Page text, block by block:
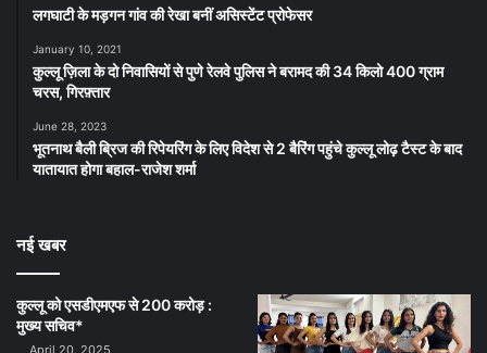
लगघाटी के मड़गन गांव की रेखा बनीं असिस्टेंट प्रोफेसर
January 10, 2021
कुल्लू ज़िला के दो निवासियों से पुणे रेलवे पुलिस ने बरामद की 34 किलो 400 ग्राम
चरस, गिरफ़्तार
June 28, 2023
भूतनाथ बैली ब्रिज की रिपेयरिंग के लिए विदेश से 2 बैरिंग पहुंचे कुल्लू लोढ़ टैस्ट के बाद
यातायात होगा बहाल-राजेश शर्मा
नई खबर
कुल्लू को एसडीएमएफ से 200 करोड़ :
मुख्य सचिव*
April 20, 2025